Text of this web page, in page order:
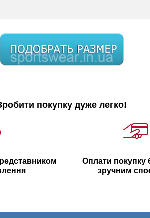
покупку дуже легко!
Оплати покупку
зручним